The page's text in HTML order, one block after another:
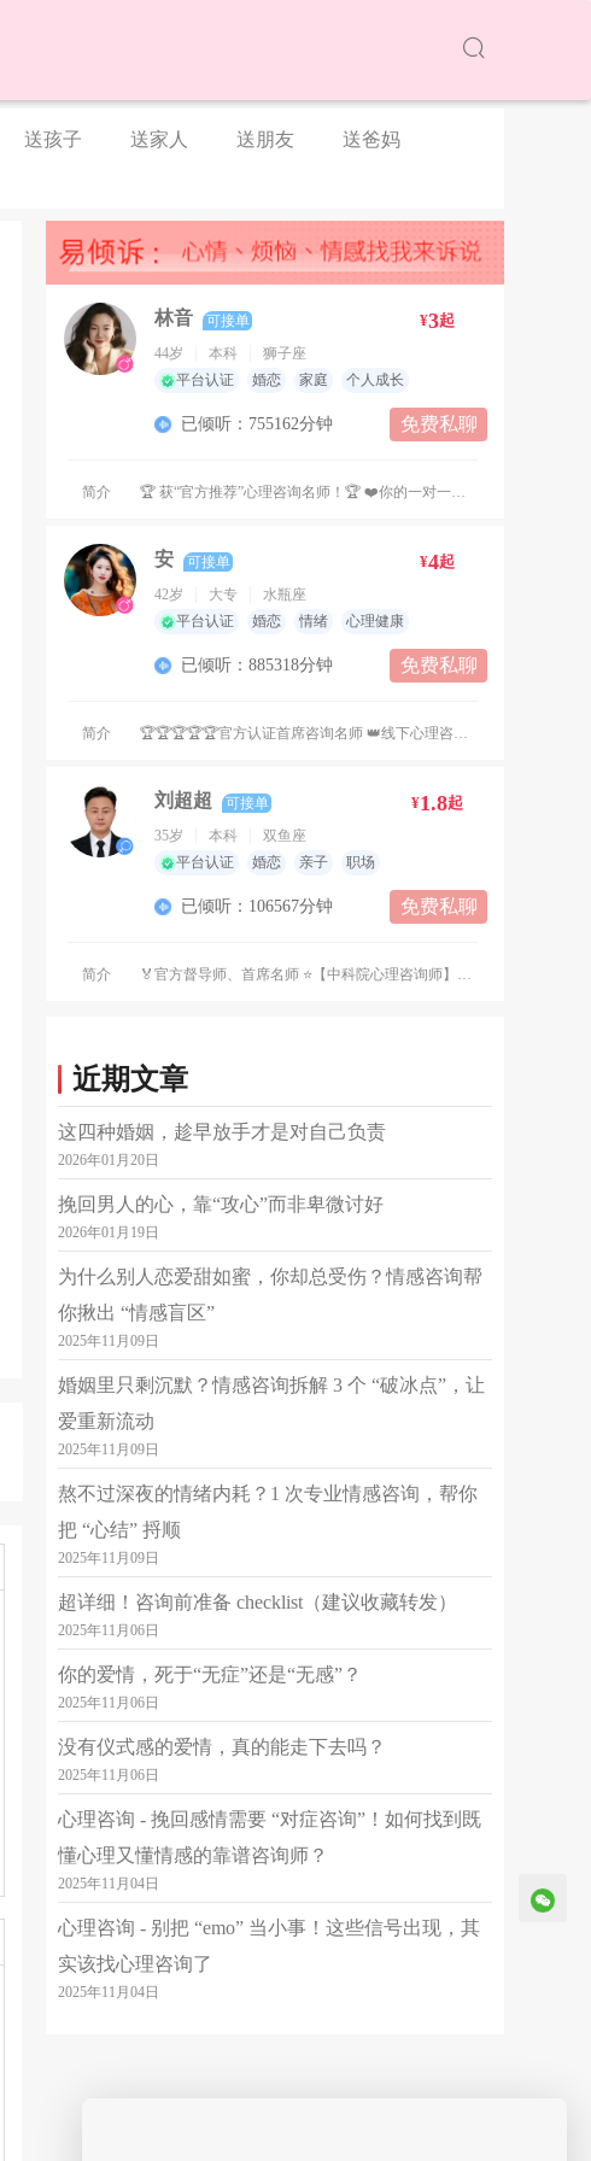
送孩子 送家人 送朋友
送爸妈
林音 可接单 ¥3起
44岁 本科
狮子座
平台认证
婚恋 家庭 个人成长
已倾听：755162分钟 免费私聊
简介 🏆 获“官方推荐”心理咨询名师！🏆 ❤️你的一对一私人心理咨询师！❤️ ❤️你的一对一私人情感指导师！❤️ ✨平台认证首席心理咨询名师！ ✨平台推荐首席情感导师！ ✨中国科学院心理咨询师！ ✨高级婚姻情感指导师！ ✨高级青少年成长指导师！ ✨高级占星师！ ㊗️ 2024年、2025年多次荣获平台咨询倾诉奖励！🔥🔥🔥 ㊗️2025年、2026年多月荣获平台咨询总排行榜榜一！🏆🏆🏆 ㊗️ 2024年到2026年，多次获得平台“官方推荐”“人气热榜”“优质口碑”等等！🏅🏅🏅 🏆2026年荣获“新春接单冲榜赛活动”第一名冠军！🏆🏆🏆 ❤️运用技术: 认知行为疗法、人本主义心理学、个体心理学、系统脱敏、原生家庭探索及疗愈。❤️ ㊙️ 星盘分析，关于你想知道的… ❤️我愿用最大的真诚，温柔耐心的倾听你所有的心事，给予你积极细致的回应！❤️ ❤️我愿用我的高能量和松弛感，传递给你一份心灵的温暖和安宁！❤️ ❤️我愿用我天生的积极乐观，温柔坚定的托举你，给你鼓励、勇气和信心，治愈你所有的疲惫！❤️ ❤️❤️❤️ 不管过去的你曾经历过什么， 也无论当下的你在何处， 或者未来的你将要去往何方， 请赐予我信任， 我愿成为你的树洞， 听你诉说一切的喜怒哀乐， 给予你温暖，化解你困惑， 真诚陪伴你温暖前行！ ❤️❤️❤️ ❤️擅长的领域: 恋爱婚姻 情绪疏导 两性关系 情感挽回 失恋陪护 焦虑缓解 亲子教育 家庭伦理 人际恐惧 自卑心理 压力疏导 职场困惑 ❤️ 咨询流程: 1，简述问题 2，下单咨询 3，全程保密，用心倾听，深入分析 4，回访 🈲 请不聊“性骚扰”！会直接拉黑！✖️ 🈲 请不要问平台以外的联系方式！平台会封号！📵
安 可接单 ¥4起
42岁 大专
水瓶座
平台认证
婚恋 情绪 心理健康
已倾听：885318分钟 免费私聊
简介 🏆🏆🏆🏆🏆官方认证首席咨询名师 👑线下心理咨询工作室法人 👑正念冥想🧘修复身心能量 👑私人心理顾问💓个人成长 👑身心健康管理 🏆恋爱一对一指导 中国科学院心理研究所心理咨询师 印度梵语瑜伽培训学院高级理疗瑜伽 导师 中国医药教育协会身心保健师 中国职业经理人协会婚姻情感咨询师 中国职业经理人协会家庭教育指导师 💓运用技术：积极心理学、认知行为疗法、人本主义、中医心理治疗、瑜伽身心理疗、正念冥想🧘呼吸 💓【擅长领域】 健康话题: 抑郁焦虑，睡眠障碍，呼吸调整，亚健康理疗，中医手法按摩，躯体化症状等 情感话题：自我成长，婚恋关系，情感分析修复，情感挽回，择偶，社交恐惧等 情绪话题：暴躁易怒，强势，无主见，自卑敏感，迷茫，原生家庭探索疗愈赋能，性格调整，建立安全感等 教育话题：厌学，叛逆，亲子关系等 单次咨询时间建议60分钟。 💓确诊中度抑郁症、重度抑郁症、双相情感障碍或明显躯体化症状，请选择月套餐，有计划，有节奏，系统式的调整改善助于康复。 💗黄帝内经：人90%的疾病都是可以自愈的。 ❤中医治疗分三步进行： 第一步改变身体，有活下去的精力。 第二步调整潜意识，找到活下去的动力。 第三步设定具体行为，拥有活下去的能力。 💗情绪和器官之间存在双向影响的关系，长期负面情绪积累会导致器官功能异常、失衡，情绪无法自控。当身体无法承受住情绪了，便开始躯体化，各种失控，头晕头痛、手脚发麻、记忆力下降、注意力不集中、心慌、心跳加速、胸闷、呼吸不畅、感觉胸口像堵了块石头、暴饮暴食、腹泻、失眠或嗜睡、耳鸣、莫名想哭、易怒，四肢酸痛、情绪波动大等。通过针对性物理理疗，更快的调节代谢负面情绪，激活自身的“药田”，身心同治，早日恢复健康，实现身心自在的状态。 💓【工作理念】 真诚，无条件尊重接纳，我们所发生的一切都是给我们来悟的，你所排斥的是你所需要的，你所恐惧的，是你要去突破的。 心理咨询的目的应该是发展来访者的创造性潜力及完整人格。并不是使来访进入一种不可能的幸福状态，而是帮助他们树立一种面对苦难的、哲学式的耐心和坚定。——荣格 2025年新春1-2月荣获平台 荣耀之星达人🏆🏆🏆🏆🏆 公益倾听达人🏆🏆🏆🏆🏆 2025春节咨询大赛荣誉榜👑👑👑👑👑 2025年5月咨询榜第一名🏆🏆🏆🏆🏆 2025年6月咨询榜第一名🏆🏆🏆🏆🏆 2025年7月咨询榜第一名🏆🏆🏆🏆🏆 💓【咨询流程】 1.免费几句话仅简述问题，请下单咨询，全程保密，用心倾听，深入分析。 正规咨询倾诉。性配合、绿帽、伦理请移步。 免费6句话是简述问题和反馈的，无每日6句话免费咨询，相互尊重，相互理解，谢谢配合。 夜间咨询，请直接拨号。
刘超超 可接单 ¥1.8起
35岁 本科
双鱼座
平台认证
婚恋 亲子 职场
已倾听：106567分钟 免费私聊
简介 🏅官方督导师、首席名师 ⭐【中科院心理咨询师】 擅长:敏感内耗、恋爱情感、婚姻家庭、职业发展、 亲子关系等情绪疏导及心理赋能。 线上平台累积10000+小时 线下实战经验1000+小时 ⭐【基层工作者】: 六年的社会工作者，丰富的基层工作经验，党支部委员，积极参与公共事业发展，不批判不评判原则耐心调解邻里矛盾，提供心里疏通及公共服务，维护公平、公正原则。 ⭐【退役军人事务员】: 负责退役军人政策咨询、心里疏导、职业规划、信访接待，权益保障、就业创业扶持！ ⭐【咨询风格】: 拥有六年社会工作经验，三年专业咨询师培训，二年实操经验。耐心的倾听您的描述，提供可靠的认知行为疗法，帮您走出困境！ ⭐有效的解决婚姻情感、家庭关系、学事业发展当中各种因素导致的精神焦虑、压抑、自卑、孤独等心理问题。
53岁
平台认证
婚恋 家庭 亲子
已倾听：170153分钟
简介
华浥含 可接单 ¥2起
34岁
已倾听：3937分钟 免费私聊
简介
揭海鹰
44岁
简介
悦心
平台认证
焦虑及时疏导
3年咨冠🌠
婚恋关系修复
简介
近期文章
这四种婚姻，趁早放手才是对自己负责
2026年01月20日
挽回男人的心，靠“攻心”而非卑微讨好
2026年01月19日
为什么别人恋爱甜如蜜，你却总受伤？情感咨询帮
你揪出 “情感盲区”
2025年11月09日
婚姻里只剩沉默？情感咨询拆解 3 个 “破冰点”，让
爱重新流动
2025年11月09日
熬不过深夜的情绪内耗？1 次专业情感咨询，帮你
把 “心结” 捋顺
2025年11月09日
超详细！咨询前准备 checklist（建议收藏转发）
2025年11月06日
你的爱情，死于“无症”还是“无感”？
2025年11月06日
没有仪式感的爱情，真的能走下去吗？
2025年11月06日
心理咨询 - 挽回感情需要 “对症咨询”！如何找到既
懂心理又懂情感的靠谱咨询师？
2025年11月04日
心理咨询 - 别把 “emo” 当小事！这些信号出现，其
实该找心理咨询了
2025年11月04日